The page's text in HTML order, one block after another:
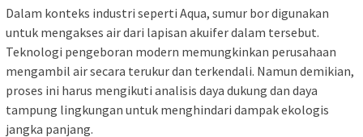
Dalam konteks industri seperti Aqua, sumur bor digunakan
untuk mengakses air dari lapisan akuifer dalam tersebut.
Teknologi pengeboran modern memungkinkan perusahaan
mengambil air secara terukur dan terkendali. Namun demikian,
proses ini harus mengikuti analisis daya dukung dan daya
tampung lingkungan untuk menghindari dampak ekologis
jangka panjang.